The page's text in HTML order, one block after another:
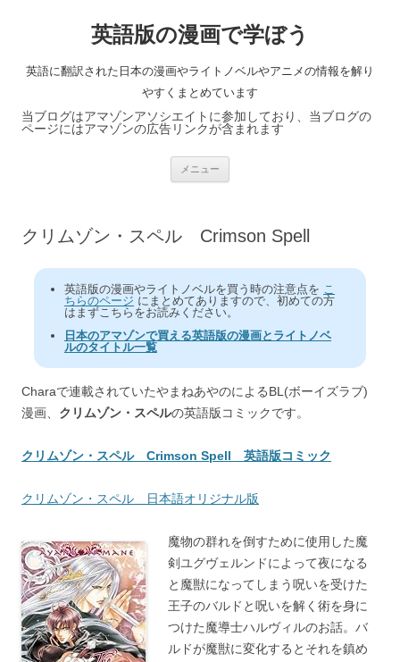
英語版の漫画で学ぼう
英語に翻訳された日本の漫画やライトノベルやアニメの情報を解り
やすくまとめています
当ブログはアマゾンアソシエイトに参加しており、当ブログの
ページにはアマゾンの広告リンクが含まれます
メニュー
ス
クリムゾン・スペル Crimson Spell
英語版の漫画やライトノベルを買う時の注意点を こ
ちらのページ にまとめてありますので、初めての方
はまずこちらをお読みください。
日本のアマゾンで買える英語版の漫画とライトノベ
ルのタイトル一覧
Charaで連載されていたやまねあやのによるBL(ボーイズラブ)
漫画、 クリムゾン・スペルの英語版コミックです。
クリムゾン・スペル Crimson Spell 英語版コミック
クリムゾン・スペル 日本語オリジナル版
魔物の群れを倒すために使用した魔
剣ユグヴェルンドによって夜になる
と魔獣になってしまう呪いを受けた
王子のバルドと呪いを解く術を身に
つけた魔導士ハルヴィルのお話。バ
ルドが魔獣に変化するとそれを鎮め